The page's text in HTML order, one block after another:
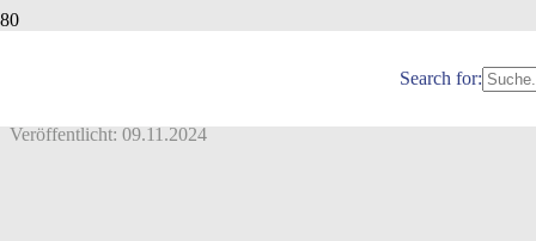
Search for:
Veröffentlicht: 09.11.2024